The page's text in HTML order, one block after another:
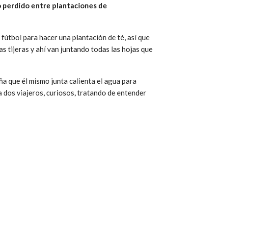
perdido entre plantaciones de
para hacer una plantación de té, así que
tijeras y ahí van juntando todas las hojas que
que él mismo junta calienta el agua para
viajeros, curiosos, tratando de entender